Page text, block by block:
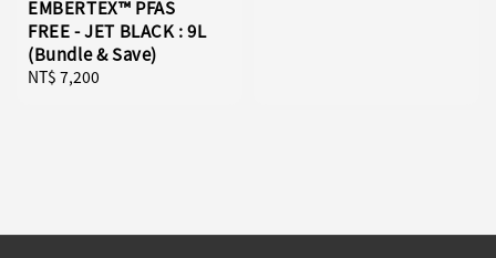
EMBERTEX™ PFAS
FREE - JET BLACK : 9L
(Bundle & Save)
Regular
NT$ 7,200